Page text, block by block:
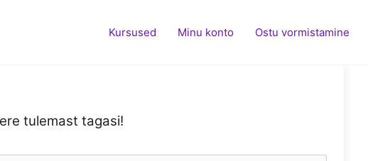
Kursused Minu konto Ostu vormistamine
tulemast tagasi!